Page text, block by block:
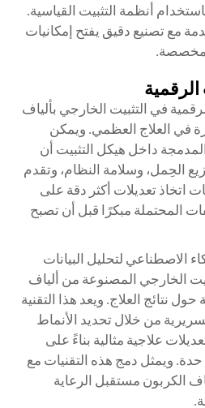
أنظمة التثبيت القياسية.
مع تصنيع دقيق يفتح إمكانيات
الرقمية
في التثبيت الخارجي بألياف
في العلاج العظمي. ويمكن
داخل هيكل التثبيت أن
الحِمل، وسلامة النظام، وتقدم
اتخاذ تعديلات أكثر دقة على
المحتملة مبكرًا قبل أن تصبح
الاصطناعي لتحليل البيانات
الخارجي المصنوعة من ألياف
نتائج العلاج. ويعد هذا التقنية
من خلال تحديد الأنماط
علاجية مثالية بناءً على
ويمثل دمج هذه التقنيات مع
الكربون مستقبل الرعاية